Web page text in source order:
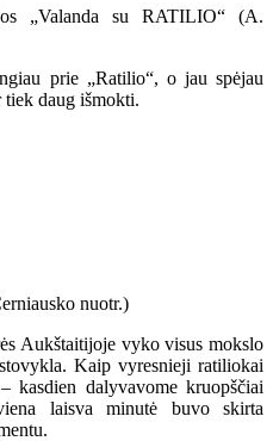
prie „Ratilio“, o jau spėjau
daug išmokti.
Aukštaitijoje vyko visus mokslo
Kaip vyresnieji ratiliokai
kasdien dalyvavome kruopščiai
laisva minutė buvo skirta